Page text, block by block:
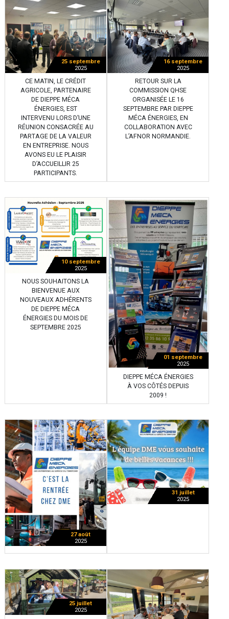
25 septembre
2025
CE MATIN, LE CRÉDIT
AGRICOLE, PARTENAIRE
DE DIEPPE MÉCA
ÉNERGIES, EST
INTERVENU LORS D’UNE
RÉUNION CONSACRÉE AU
PARTAGE DE LA VALEUR
EN ENTREPRISE. NOUS
AVONS EU LE PLAISIR
D’ACCUEILLIR 25
PARTICIPANTS.
16 septembre
2025
RETOUR SUR LA
COMMISSION QHSE
ORGANISÉE LE 16
SEPTEMBRE PAR DIEPPE
MÉCA ÉNERGIES, EN
COLLABORATION AVEC
L’AFNOR NORMANDIE.
10 septembre
2025
NOUS SOUHAITONS LA
BIENVENUE AUX
NOUVEAUX ADHÉRENTS
DE DIEPPE MÉCA
ÉNERGIES DU MOIS DE
SEPTEMBRE 2025
01 septembre
2025
DIEPPE MÉCA ÉNERGIES
À VOS CÔTÉS DEPUIS
2009 !
27 août
2025
31 juillet
2025
25 juillet
2025